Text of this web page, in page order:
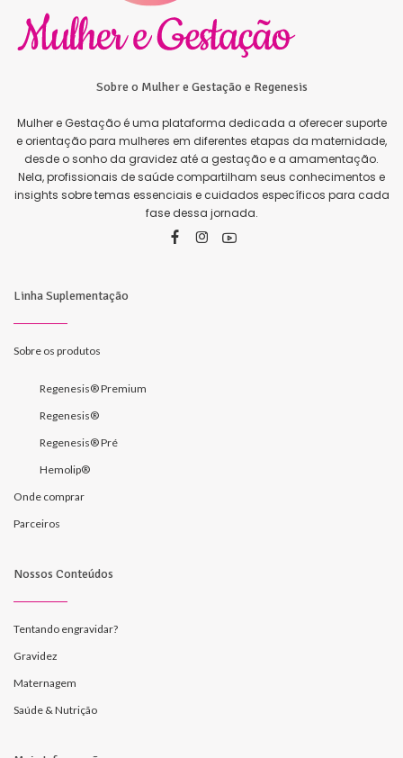
Sobre o Mulher e Gestação e Regenesis
Mulher e Gestação é uma plataforma dedicada a oferecer suporte
e orientação para mulheres em diferentes etapas da maternidade,
desde o sonho da gravidez até a gestação e a amamentação.
Nela, profissionais de saúde compartilham seus conhecimentos e
insights sobre temas essenciais e cuidados específicos para cada
fase dessa jornada.
Linha Suplementação
Sobre os produtos
Regenesis® Premium
Regenesis®
Regenesis® Pré
Hemolip®
Onde comprar
Parceiros
Nossos Conteúdos
Tentando engravidar?
Gravidez
Maternagem
Saúde & Nutrição